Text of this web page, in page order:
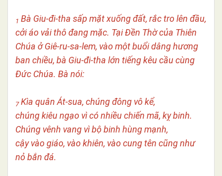
1 Bà Giu-đi-tha sấp mặt xuống đất, rắc tro lên đầu,
cởi áo vải thô đang mặc. Tại Đền Thờ của Thiên
Chúa ở Giê-ru-sa-lem, vào một buổi dâng hương
ban chiều, bà Giu-đi-tha lớn tiếng kêu cầu cùng
Đức Chúa. Bà nói:
7Kìa quân Át-sua, chúng đông vô kể,
chúng kiêu ngạo vì có nhiều chiến mã, kỵ binh.
Chúng vênh vang vì bộ binh hùng mạnh,
cậy vào giáo, vào khiên, vào cung tên cũng như
nỏ bắn đá.